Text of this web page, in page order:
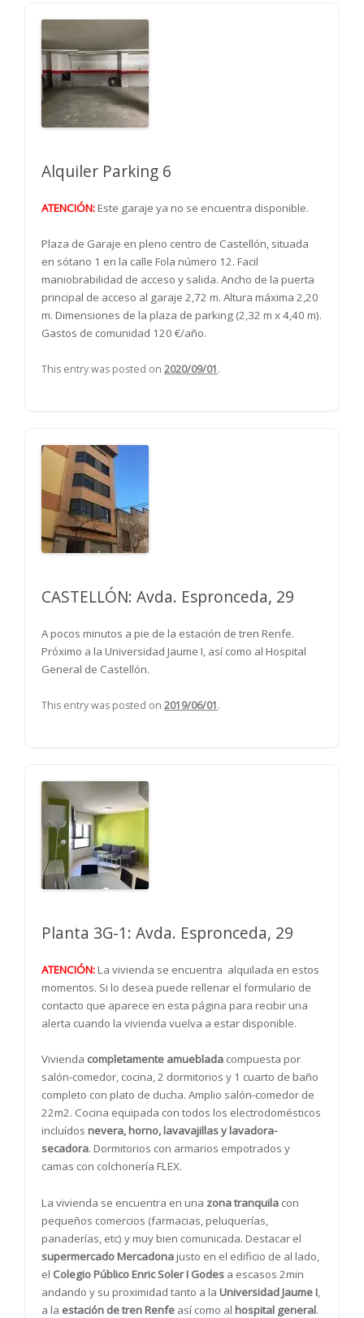
Alquiler Parking 6
ATENCIÓN:Este garaje ya no se encuentra disponible.
Plaza de Garaje en pleno centro de Castellón, situada
en sótano 1 en la calle Fola número 12. Facil
maniobrabilidad de acceso y salida. Ancho de la puerta
principal de acceso al garaje 2,72 m. Altura máxima 2,20
m. Dimensiones de la plaza de parking (2,32 m x 4,40 m).
Gastos de comunidad 120 €/año.
This entry was posted on 2020/09/01.
CASTELLÓN: Avda. Espronceda, 29
A pocos minutos a pie de la estación de tren Renfe.
Próximo a la Universidad Jaume I, así como al Hospital
General de Castellón.
This entry was posted on 2019/06/01.
Planta 3G-1: Avda. Espronceda, 29
ATENCIÓN:La vivienda se encuentra alquilada en estos
momentos. Si lo desea puede rellenar el formulario de
contacto que aparece en esta página para recibir una
alerta cuando la vivienda vuelva a estar disponible.
Vivienda completamente amueblada compuesta por
salón-comedor, cocina, 2 dormitorios y 1 cuarto de baño
completo con plato de ducha. Amplio salón-comedor de
22m2. Cocina equipada con todos los electrodomésticos
incluídos nevera, horno, lavavajillas y lavadora-
secadora. Dormitorios con armarios empotrados y
camas con colchonería FLEX.
La vivienda se encuentra en una zona tranquila con
pequeños comercios (farmacias, peluquerías,
panaderías, etc) y muy bien comunicada. Destacar el
supermercado Mercadonajusto en el edificio de al lado,
el Colegio Público Enric Soler I Godes a escasos 2min
andando y su proximidad tanto a la Universidad Jaume I,
a la estación de tren Renfe así como al hospital general.